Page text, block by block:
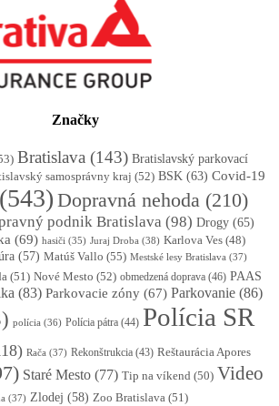
Značky
Bratislava (143) Bratislavský parkovací
samosprávny kraj (52) BSK (63) Covid-19
(543) Dopravná nehoda (210)
podnik Bratislava (98) Drogy (65)
(69) hasiči (35) Juraj Droba (38) Karlova Ves (48)
(57) Matúš Vallo (55) Mestské lesy Bratislava (37)
(51) Nové Mesto (52) obmedzená doprava (46) PAAS
(83) Parkovacie zóny (67) Parkovanie (86)
polícia (36) Polícia pátra (44) Polícia SR
Rača (37) Rekonštrukcia (43) Reštaurácia Apores
Staré Mesto (77) Tip na víkend (50) Video
(37) Zlodej (58) Zoo Bratislava (51)